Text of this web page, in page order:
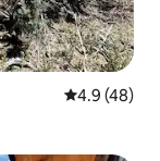
औसत रेटिंग 5
4.9 (48)